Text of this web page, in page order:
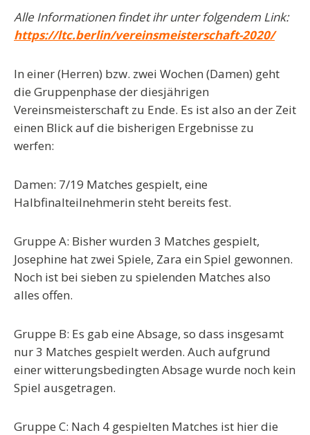
Alle Informationen findet ihr unter folgendem Link:
https://ltc.berlin/vereinsmeisterschaft-2020/
In einer (Herren) bzw. zwei Wochen (Damen) geht
die Gruppenphase der diesjährigen
Vereinsmeisterschaft zu Ende. Es ist also an der Zeit
einen Blick auf die bisherigen Ergebnisse zu
werfen:
Damen: 7/19 Matches gespielt, eine
Halbfinalteilnehmerin steht bereits fest.
Gruppe A: Bisher wurden 3 Matches gespielt,
Josephine hat zwei Spiele, Zara ein Spiel gewonnen.
Noch ist bei sieben zu spielenden Matches also
alles offen.
Gruppe B: Es gab eine Absage, so dass insgesamt
nur 3 Matches gespielt werden. Auch aufgrund
einer witterungsbedingten Absage wurde noch kein
Spiel ausgetragen.
Gruppe C: Nach 4 gespielten Matches ist hier die